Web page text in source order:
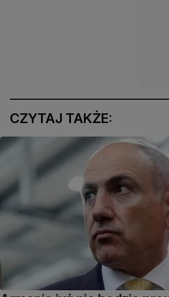
CZYTAJ TAKŻE: